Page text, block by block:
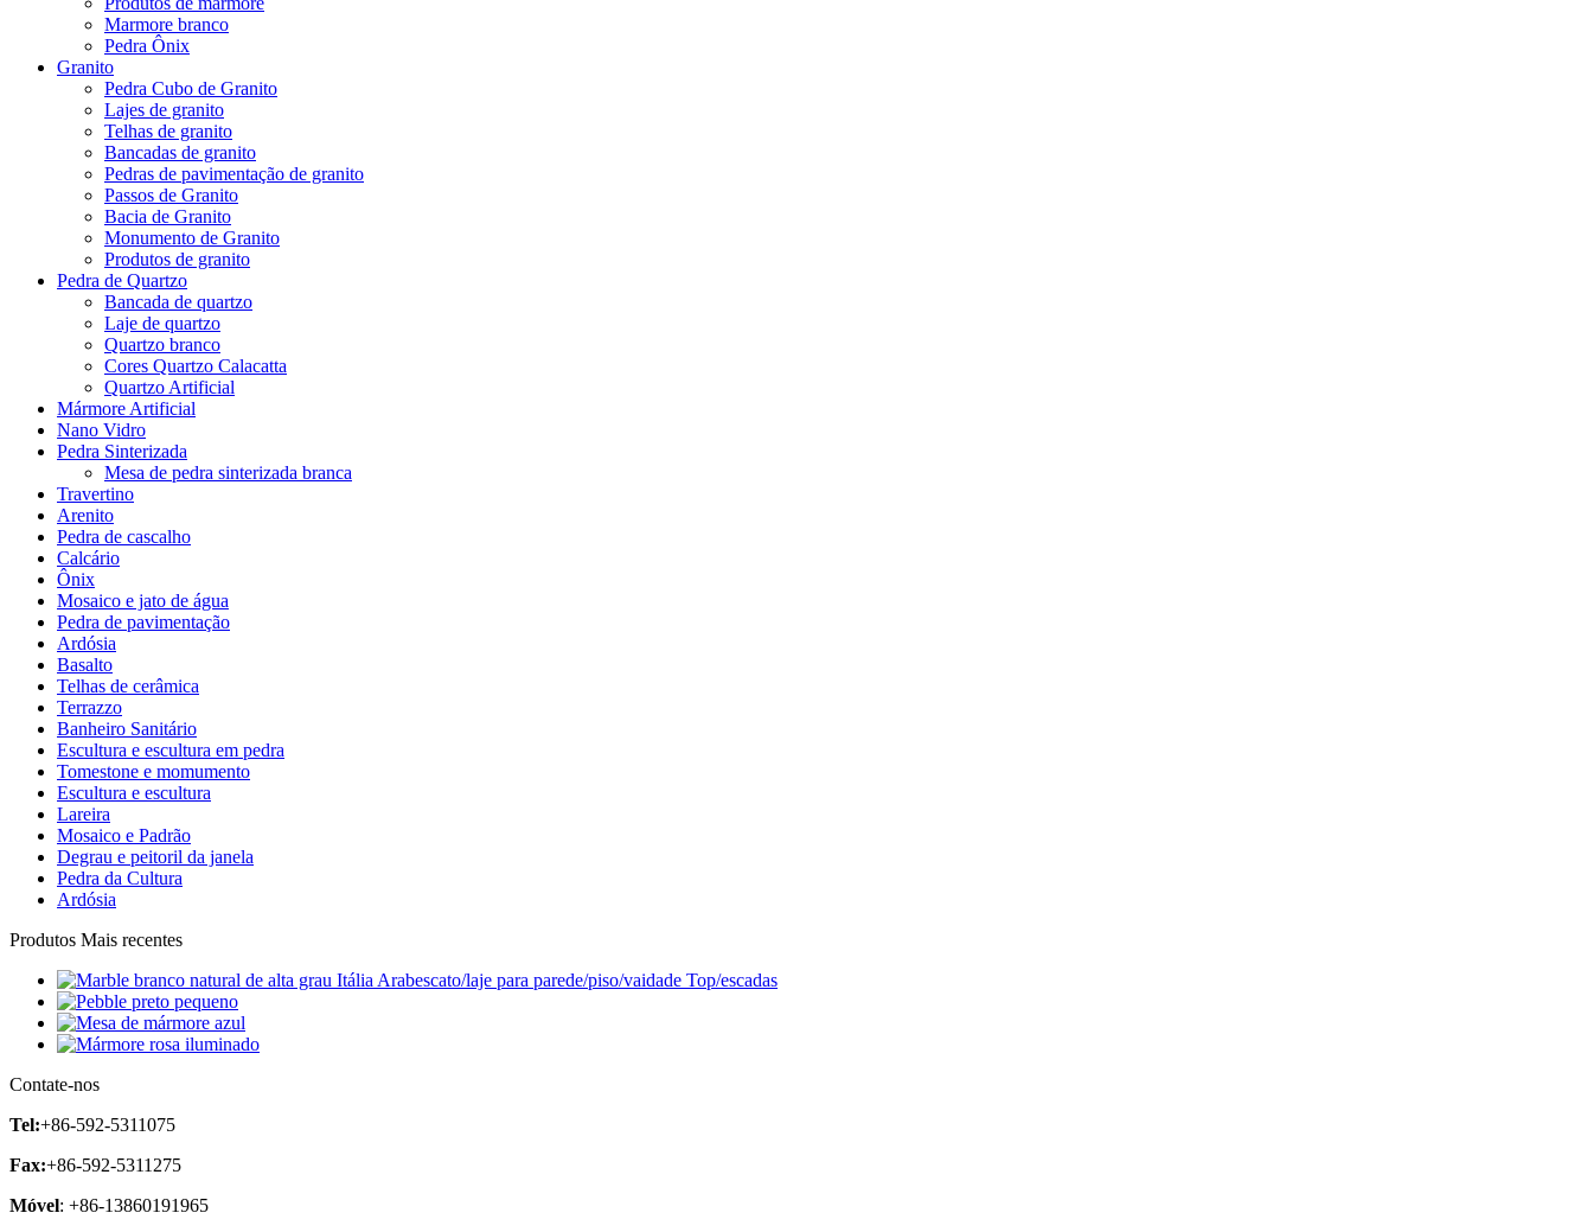
Marmore branco
Pedra Ônix
Granito
Pedra Cubo de Granito
Lajes de granito
Telhas de granito
Bancadas de granito
Pedras de pavimentação de granito
Passos de Granito
Bacia de Granito
Monumento de Granito
Produtos de granito
Pedra de Quartzo
Bancada de quartzo
Laje de quartzo
Quartzo branco
Cores Quartzo Calacatta
Quartzo Artificial
Mármore Artificial
Nano Vidro
Pedra Sinterizada
Mesa de pedra sinterizada branca
Travertino
Arenito
Pedra de cascalho
Calcário
Ônix
Mosaico e jato de água
Pedra de pavimentação
Ardósia
Basalto
Telhas de cerâmica
Terrazzo
Banheiro Sanitário
Escultura e escultura em pedra
Tomestone e momumento
Escultura e escultura
Lareira
Mosaico e Padrão
Degrau e peitoril da janela
Pedra da Cultura
Ardósia
Produtos Mais recentes
Contate-nos
Tel:+86-592-5311075
Fax:+86-592-5311275
Móvel: +86-13860191965